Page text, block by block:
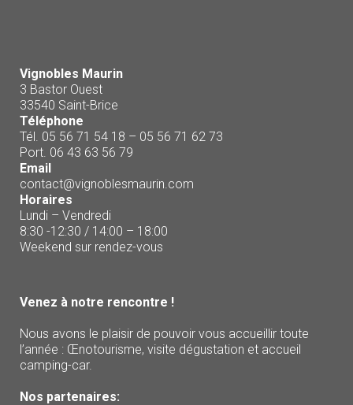
Vignobles Maurin
3 Bastor Ouest
33540 Saint-Brice
Téléphone
Tél. 05 56 71 54 18 – 05 56 71 62 73
Port. 06 43 63 56 79
Email
contact@vignoblesmaurin.com
Horaires
Lundi – Vendredi
8:30 -12:30 / 14:00 – 18:00
Weekend sur rendez-vous
Venez à notre rencontre !
Nous avons le plaisir de pouvoir vous accueillir toute
l’année : Œnotourisme, visite dégustation et accueil
camping-car.
Nos partenaires: